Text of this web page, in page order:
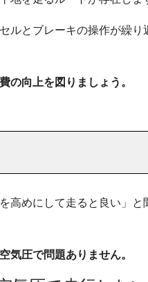
ルとブレーキの操作が繰り
の向上を図りましょう。
高めにして走ると良い」
気圧で問題ありません。